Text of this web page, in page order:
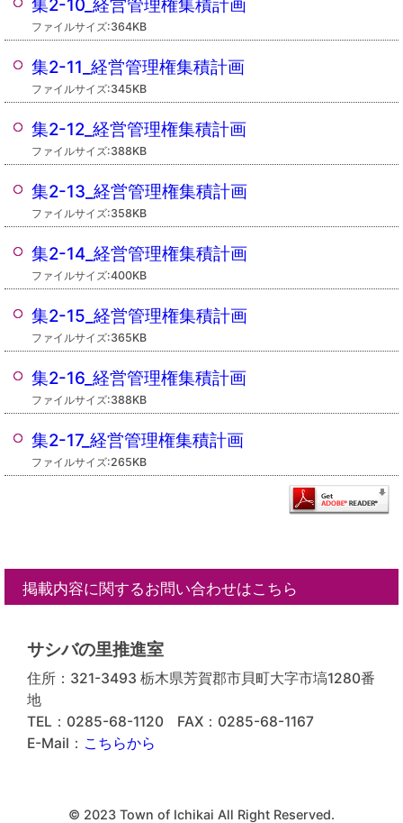
集2-10_経営管理権集積計画
ファイルサイズ:364KB
集2-11_経営管理権集積計画
ファイルサイズ:345KB
集2-12_経営管理権集積計画
ファイルサイズ:388KB
集2-13_経営管理権集積計画
ファイルサイズ:358KB
集2-14_経営管理権集積計画
ファイルサイズ:400KB
集2-15_経営管理権集積計画
ファイルサイズ:365KB
集2-16_経営管理権集積計画
ファイルサイズ:388KB
集2-17_経営管理権集積計画
ファイルサイズ:265KB
掲載内容に関するお問い合わせはこちら
サシバの里推進室
住所：321-3493 栃木県芳賀郡市貝町大字市塙1280番
地
TEL：0285-68-1120
FAX：0285-68-1167
E-Mail： こちらから
© 2023 Town of Ichikai All Right Reserved.